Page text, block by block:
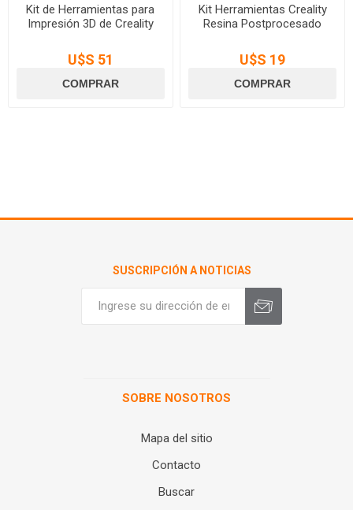
Kit de Herramientas para
Impresión 3D de Creality
U$S 51
Kit Herramientas Creality
Resina Postprocesado
U$S 19
SUSCRIPCIÓN A NOTICIAS
SOBRE NOSOTROS
Mapa del sitio
Contacto
Buscar